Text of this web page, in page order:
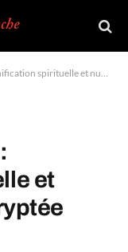
et numérologique décryptée
et